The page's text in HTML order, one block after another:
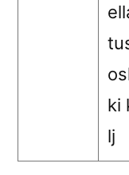
ki
lj